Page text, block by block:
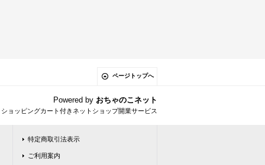
ページトップへ
Powered by おちゃのこネット
ョッピングカート付きネットショップ開業サービス
特定商取引法表示
ご利用案内